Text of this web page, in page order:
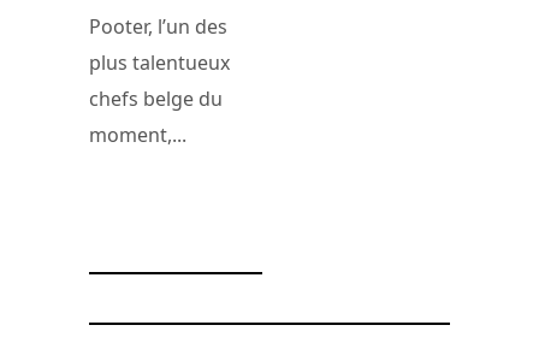
Pooter, l’un des
plus talentueux
chefs belge du
moment,...